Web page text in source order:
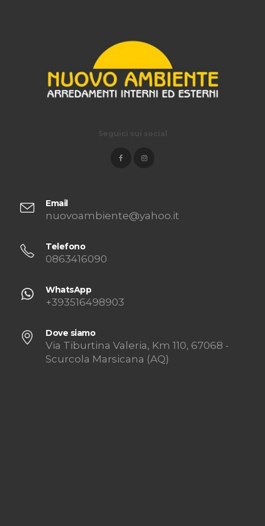
Email
nuovoambiente@yahoo.it
Telefono
0863416090
WhatsApp
+393516498903
Dove siamo
Via Tiburtina Valeria, Km 110, 67068 -
Scurcola Marsicana (AQ)